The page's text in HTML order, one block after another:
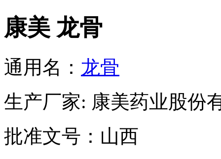
康美 龙骨
通用名： 龙骨
生产厂家: 康美药业股份
批准文号：山西